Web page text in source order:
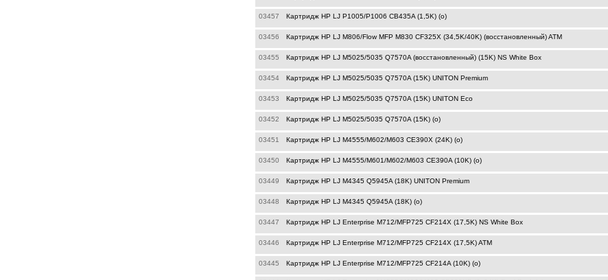
03457 Картридж HP LJ P1005/P1006 CB435A (1,5K) (o)
03456 Картридж HP LJ M806/Flow MFP M830 CF325X (34,5K/40K) (восстановленный) ATM
03455 Картридж HP LJ M5025/5035 Q7570A (восстановленный) (15K) NS White Box
03454 Картридж HP LJ M5025/5035 Q7570A (15K) UNITON Premium
03453 Картридж HP LJ M5025/5035 Q7570A (15K) UNITON Eco
03452 Картридж HP LJ M5025/5035 Q7570A (15K) (o)
03451 Картридж HP LJ M4555/M602/M603 CE390X (24K) (o)
03450 Картридж HP LJ M4555/M601/M602/M603 CE390A (10K) (o)
03449 Картридж HP LJ M4345 Q5945A (18K) UNITON Premium
03448 Картридж HP LJ M4345 Q5945A (18K) (o)
03447 Картридж HP LJ Enterprise M712/MFP725 CF214X (17,5K) NS White Box
03446 Картридж HP LJ Enterprise M712/MFP725 CF214X (17,5K) ATM
03445 Картридж HP LJ Enterprise M712/MFP725 CF214A (10K) (o)